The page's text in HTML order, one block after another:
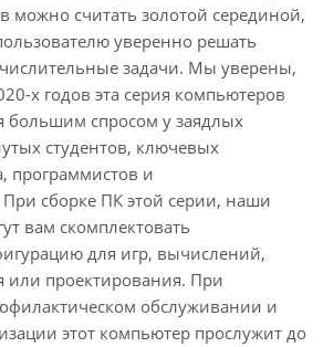
можно считать золотой серединой,
уверенно решать
задачи. Мы уверены,
х годов эта серия компьютеров
большим спросом у заядлых
студентов, ключевых
программистов и
сборке ПК этой серии, наши
вам скомплектовать
для игр, вычислений,
или проектирования. При
обслуживании и
этот компьютер прослужит до